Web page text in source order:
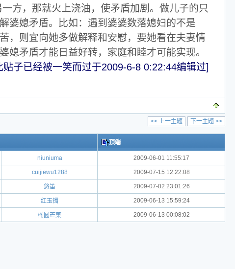
方，那就火上浇油，使矛盾加剧。做儿子的只
婆媳矛盾。比如：遇到婆婆数落媳妇的不是
，则宜向她多做解释和安慰，要她看在夫妻情
矛盾才能日益好转，家庭和睦才可能实现。
贴子已经被一笑而过于2009-6-8 0:22:44编辑过]
下一主题 >>
<< 上一主题
顶端
niuniuma 2009-06-01 11:55:17
cuijiewu1288 2009-07-15 12:22:08
悠笛 2009-07-02 23:01:26
红玉镯 2009-06-13 15:59:24
椭圆芒菓 2009-06-13 00:08:02